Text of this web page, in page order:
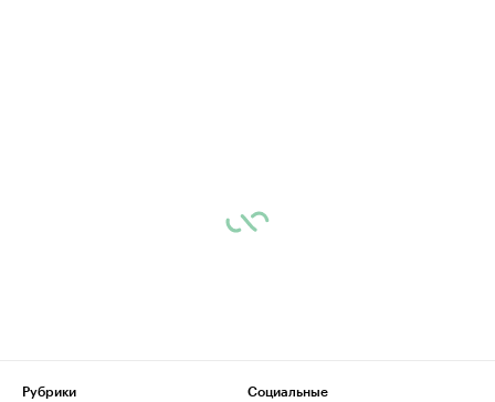
Рубрики
Социальные